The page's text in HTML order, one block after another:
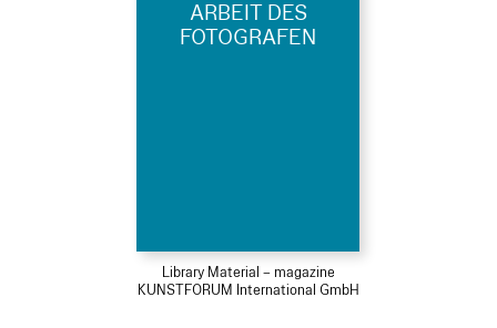
ARBEIT DES
FOTOGRAFEN
Library Material – magazine
KUNSTFORUM International GmbH